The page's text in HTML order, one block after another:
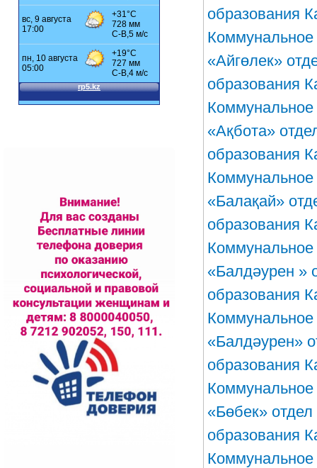
образования
Коммунальное
«Айгөлек»
образования
Коммунальное
«Ақбота»
образования
Коммунальное
«Балақай»
образования
Коммунальное
«Балдәурен »
образования
Коммунальное
«Балдәурен»
образования
Коммунальное
«Бөбек»
образования
Коммунальное